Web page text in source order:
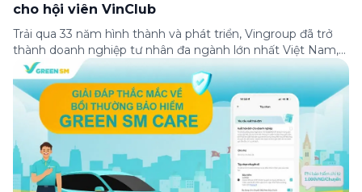
cho hội viên VinClub
Trải qua 33 năm hình thành và phát triển, Vingroup đã trở
thành doanh nghiệp tư nhân đa ngành lớn nhất Việt Nam,
lọt Top 30 doanh nghiệp lớn nhất Đông Nam Á theo bảng
xếp hạng của Tạp chí Fortune (Mỹ). Nhân kỷ niệm 33 năm
thành lập (8/8/1993 đến 8/8/2026), Green SM trân […]